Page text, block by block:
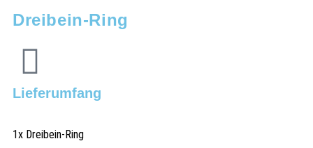
Dreibein-Ring
Lieferumfang
1x Dreibein-Ring